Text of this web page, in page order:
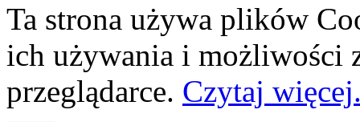
Ta strona używa plików
ich używania i możliwości
przeglądarce. Czytaj